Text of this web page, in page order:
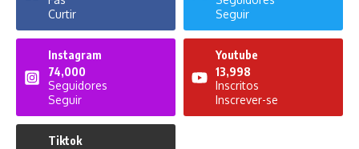
Curtir
Seguir
Instagram
74,000
Seguidores
Seguir
Youtube
13,998
Inscritos
Inscrever-se
Tiktok